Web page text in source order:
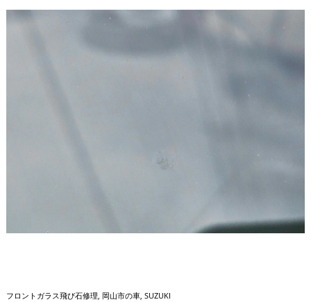
フロントガラス飛び石修理 岡山市の車 SUZUKI